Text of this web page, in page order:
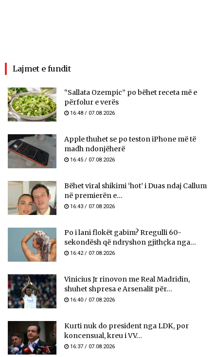
Lajmet e fundit
“Sallata Ozempic” po bëhet receta më e
përfolur e verës
16:48 / 07.08.2026
Apple thuhet se po teston iPhone më të
madh ndonjëherë
16:45 / 07.08.2026
Bëhet viral shikimi ‘hot’ i Duas ndaj Callum
në premierën e...
16:43 / 07.08.2026
Po i lani flokët gabim? Rregulli 60-
sekondësh që ndryshon gjithçka nga...
16:42 / 07.08.2026
Vinicius Jr rinovon me Real Madridin,
shuhet shpresa e Arsenalit për...
16:40 / 07.08.2026
Kurti nuk do president nga LDK, por
koncensual, kreu i VV...
16:37 / 07.08.2026